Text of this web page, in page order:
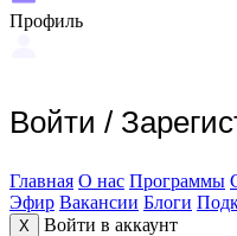
Профиль
Войти /
Главная О нас Программы
Эфир Вакансии Блоги
X
Войти в аккаунт